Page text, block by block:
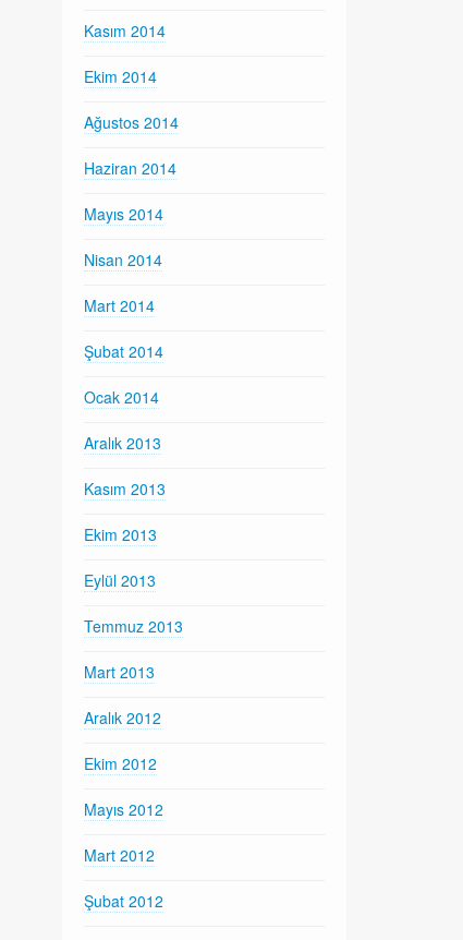
Kasım 2014
Ekim 2014
Ağustos 2014
Haziran 2014
Mayıs 2014
Nisan 2014
Mart 2014
Şubat 2014
Ocak 2014
Aralık 2013
Kasım 2013
Ekim 2013
Eylül 2013
Temmuz 2013
Mart 2013
Aralık 2012
Ekim 2012
Mayıs 2012
Mart 2012
Şubat 2012